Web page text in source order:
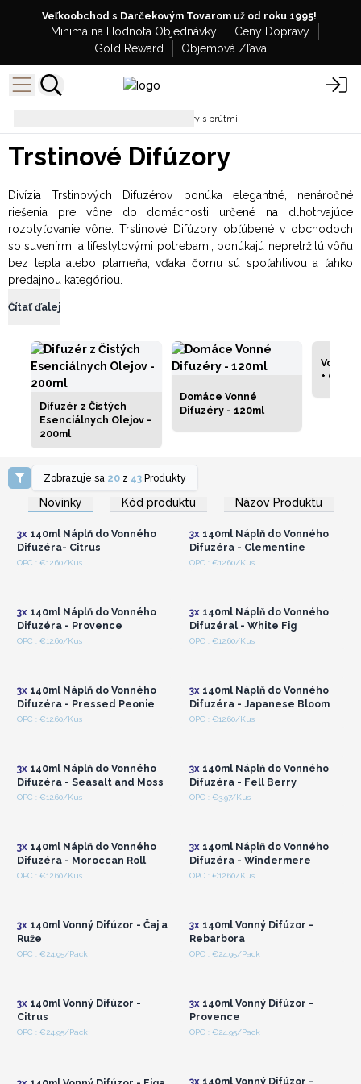
Veľkoobchod s Darčekovým Tovarom už od roku 1995!
Minimálna Hodnota Objednávky
Ceny Dopravy
Gold Reward
Objemová Zľava
Difúzory s prútmi
Trstinové Difúzory
Divízia Trstinových Difuzérov ponúka elegantné, nenáročné
riešenia pre vône do domácnosti určené na dlhotrvajúce
rozptyľovanie vône. Trstinové Difúzory obľúbené v obchodoch
so suvenírmi a lifestylovými potrebami, ponúkajú nepretržitú vôňu
bez tepla alebo plameňa, vďaka čomu sú spoľahlivou a ľahko
predajnou kategóriou.
Čítať ďalej
Difuzér z Čistých
Esenciálnych Olejov -
200ml
Domáce Vonné
Difuzéry - 120ml
Vonné
+ Cat
Zobrazuje sa 20 z 43 Produkty
Novinky Kód produktu Názov Produktu
Prihláste sa alebo
zaregistrujte sa pre
veľkoobchodné ceny
3x140ml Náplň do Vonného
Difuzéra- Citrus
OPC : €12.60/Kus
zaregistrujte sa pre
veľkoobchodné ceny
3x140ml Náplň do Vonného
Difuzéra - Clementine
OPC : €12.60/Kus
Prihláste sa alebo
3x140ml Náplň do Vonného
Difuzéra - Provence
OPC : €12.60/Kus
Prihláste sa alebo
3x140ml Náplň do Vonného
Difuzéral - White Fig
OPC : €12.60/Kus
Prihláste sa alebo
3x140ml Náplň do Vonného
Difuzéra - Pressed Peonie
OPC : €12.60/Kus
Prihláste sa alebo
3x140ml Náplň do Vonného
Difuzéra - Japanese Bloom
OPC : €12.60/Kus
Prihláste sa alebo
3x140ml Náplň do Vonného
Difuzéra - Seasalt and Moss
OPC : €12.60/Kus
Prihláste sa alebo
3x140ml Náplň do Vonného
Difuzéra - Fell Berry
OPC : €3.97/Kus
Prihláste sa alebo
3x140ml Náplň do Vonného
Difuzéra - Moroccan Roll
OPC : €12.60/Kus
Prihláste sa alebo
3x140ml Náplň do Vonného
Difuzéra - Windermere
OPC : €12.60/Kus
Prihláste sa alebo
3x140ml Vonný Difúzor - Čaj a
Ruže
OPC : €24.95/Pack
Prihláste sa alebo
3x140ml Vonný Difúzor -
Rebarbora
OPC : €24.95/Pack
Prihláste sa alebo
3x140ml Vonný Difúzor -
Citrus
OPC : €24.95/Pack
Prihláste sa alebo
3x140ml Vonný Difúzor -
Provence
OPC : €24.95/Pack
Prihláste sa alebo
Prihláste sa alebo
3x140ml Vonný Difúzor -